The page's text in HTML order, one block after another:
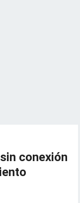
conexión